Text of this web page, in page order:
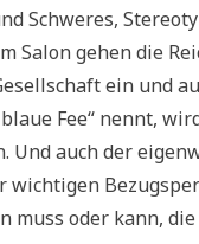
Schweres,
Salon gehen die
ein und
Fee“ nennt,
Und auch der
wichtigen
muss oder kann,